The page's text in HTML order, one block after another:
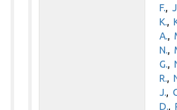
F.,
K.,
A.,
N.,
G.,
R.,
J.,
D.,